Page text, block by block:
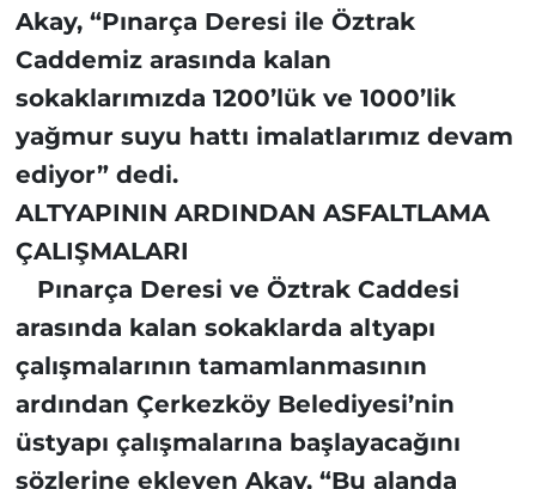
Akay, “Pınarça Deresi ile Öztrak
Caddemiz arasında kalan
sokaklarımızda 1200’lük ve 1000’lik
yağmur suyu hattı imalatlarımız devam
ediyor” dedi.
ALTYAPININ ARDINDAN ASFALTLAMA
ÇALIŞMALARI
Pınarça Deresi ve Öztrak Caddesi
arasında kalan sokaklarda altyapı
çalışmalarının tamamlanmasının
ardından Çerkezköy Belediyesi’nin
üstyapı çalışmalarına başlayacağını
sözlerine ekleyen Akay, “Bu alanda